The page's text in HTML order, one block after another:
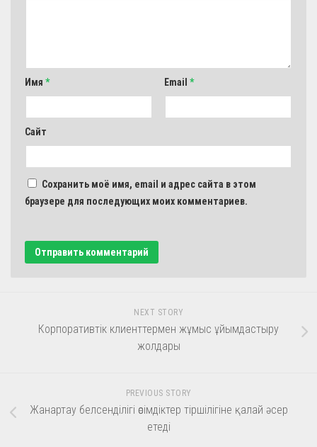
Имя * Email *
Сайт
Сохранить моё имя, email и адрес сайта в этом
браузере для последующих моих комментариев.
NEXT STORY
Корпоративтік клиенттермен жұмыс ұйымдастыру
жолдары
PREVIOUS STORY
Жанартау белсенділігі өсімдіктер тіршілігіне қалай әсер
етеді